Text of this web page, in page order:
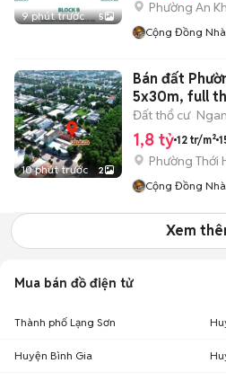
9 phút trước 5
Phường An
Cộng Đồng
10 phút trước 2
Bán đất
5x30m, full
Đất thổ cư
1,8 tỷ 12 tr/m²
Phường Thới
Cộng Đồng
Xem
Mua bán đồ điện tử
Thành phố Lạng Sơn
Huyện Bình Gia